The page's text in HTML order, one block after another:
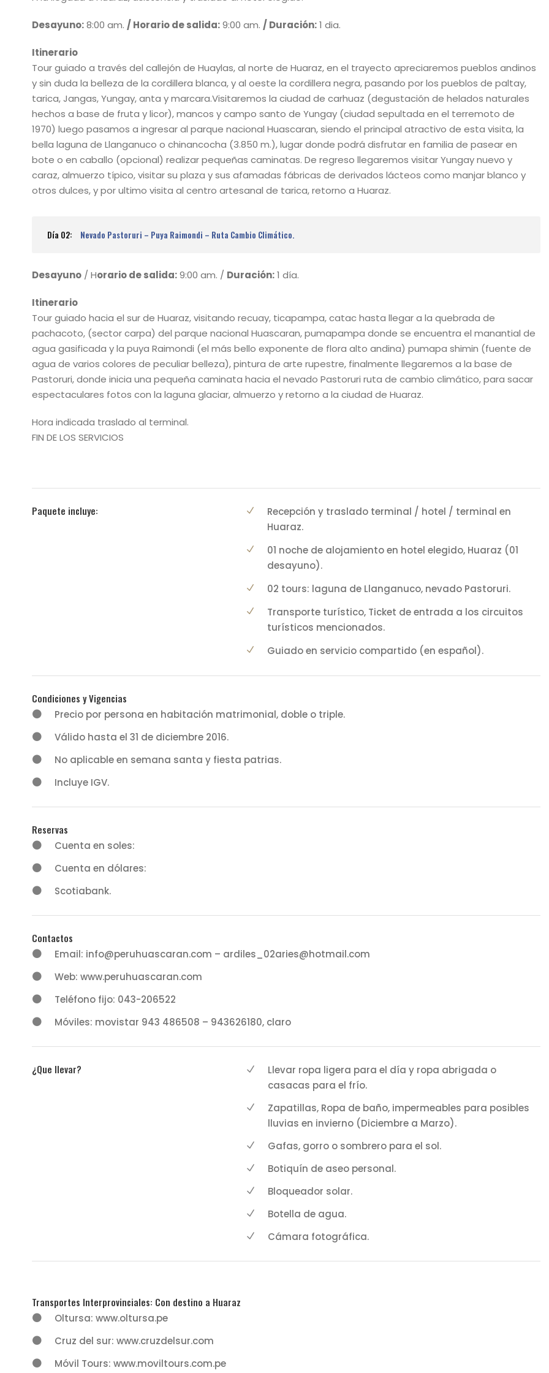
Desayuno:8:00 am. / Horario de salida:9:00 am. / Duración:1 dia.
Itinerario
Tour guiado a través del callejón de Huaylas, al norte de Huaraz, en el trayecto apreciaremos pueblos andinos
y sin duda la belleza de la cordillera blanca, y al oeste la cordillera negra, pasando por los pueblos de paltay,
tarica, Jangas, Yungay, anta y marcara.Visitaremos la ciudad de carhuaz (degustación de helados naturales
hechos a base de fruta y licor), mancos y campo santo de Yungay (ciudad sepultada en el terremoto de
1970) luego pasamos a ingresar al parque nacional Huascaran, siendo el principal atractivo de esta visita, la
bella laguna de Llanganuco o chinancocha (3.850 m.), lugar donde podrá disfrutar en familia de pasear en
bote o en caballo (opcional) realizar pequeñas caminatas. De regreso llegaremos visitar Yungay nuevo y
caraz, almuerzo típico, visitar su plaza y sus afamadas fábricas de derivados lácteos como manjar blanco y
otros dulces, y por ultimo visita al centro artesanal de tarica, retorno a Huaraz.
Día 02: Nevado Pastoruri – Puya Raimondi – Ruta Cambio Climático.
Desayuno / Horario de salida:9:00 am. / Duración:1 día.
Itinerario
Tour guiado hacia el sur de Huaraz, visitando recuay, ticapampa, catac hasta llegar a la quebrada de
pachacoto, (sector carpa) del parque nacional Huascaran, pumapampa donde se encuentra el manantial de
agua gasificada y la puya Raimondi (el más bello exponente de flora alto andina) pumapa shimin (fuente de
agua de varios colores de peculiar belleza), pintura de arte rupestre, finalmente llegaremos a la base de
Pastoruri, donde inicia una pequeña caminata hacia el nevado Pastoruri ruta de cambio climático, para sacar
espectaculares fotos con la laguna glaciar, almuerzo y retorno a la ciudad de Huaraz.
Hora indicada traslado al terminal.
FIN DE LOS SERVICIOS
Paquete incluye:
Recepción y traslado terminal / hotel / terminal en
Huaraz.
01 noche de alojamiento en hotel elegido, Huaraz (01
desayuno).
02 tours: laguna de Llanganuco, nevado Pastoruri.
Transporte turístico, Ticket de entrada a los circuitos
turísticos mencionados.
Guiado en servicio compartido (en español).
Condiciones y Vigencias
Precio por persona en habitación matrimonial, doble o triple.
Válido hasta el 31 de diciembre 2016.
No aplicable en semana santa y fiesta patrias.
Incluye IGV.
Reservas
Cuenta en soles:
Cuenta en dólares:
Scotiabank.
Contactos
Email: info@peruhuascaran.com – ardiles_02aries@hotmail.com
Web: www.peruhuascaran.com
Teléfono fijo: 043-206522
Móviles: movistar 943 486508 – 943626180, claro
¿Que llevar?
Llevar ropa ligera para el día y ropa abrigada o
casacas para el frío.
Zapatillas, Ropa de baño, impermeables para posibles
lluvias en invierno (Diciembre a Marzo).
Gafas, gorro o sombrero para el sol.
Botiquín de aseo personal.
Bloqueador solar.
Botella de agua.
Cámara fotográfica.
Transportes Interprovinciales: Con destino a Huaraz
Oltursa: www.oltursa.pe
Cruz del sur: www.cruzdelsur.com
Móvil Tours: www.moviltours.com.pe